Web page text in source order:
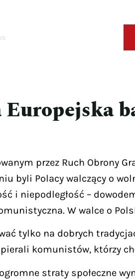
przez Ruch Obrony
byli Polacy walczący o
i niepodległość –
W walce o
tylko na dobrych
komunistów, którzy
straty społeczne